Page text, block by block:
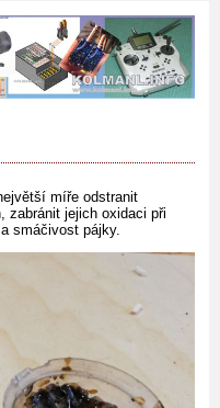
míře odstranit
zabránit jejich oxidaci při
smáčivost pájky.